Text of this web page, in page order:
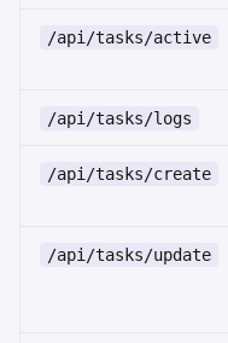
/api/tasks/active
/api/tasks/logs
/api/tasks/create
/api/tasks/update